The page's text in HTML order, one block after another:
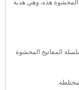
هذه، وهي هدية
المفاتيح المحشوة